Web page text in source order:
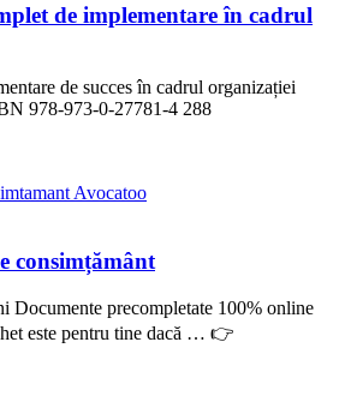
de implementare în cadrul
de succes în cadrul organizației
978-973-0-27781-4 288
consimțământ
Documente precompletate 100% online
este pentru tine dacă … 👉